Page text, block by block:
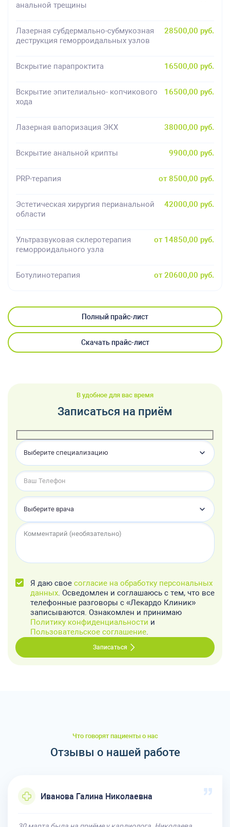
анальной трещины
Лазерная субдермально-субмукозная
деструкция геморроидальных узлов
28500,00 руб.
Вскрытие парапроктита 16500,00 руб.
Вскрытие эпителиально- копчикового
хода
16500,00 руб.
Лазерная вапоризация ЭКХ 38000,00 руб.
Вскрытие анальной крипты 9900,00 руб.
PRP-терапия от 8500,00 руб.
Эстетическая хирургия перианальной
области
42000,00 руб.
Ультразвуковая склеротерапия
геморроидального узла
от 14850,00 руб.
Ботулинотерапия от 20600,00 руб.
Полный прайс-лист
Скачать прайс-лист
В удобное для вас время
Записаться на приём
Выберите специализацию
Выберите врача
Я даю свое согласие на обработку персональных
данных. Осведомлен и соглашаюсь с тем, что все
телефонные разговоры с «Лекардо Клиник»
записываются. Ознакомлен и принимаю
Политику конфиденциальности и
Пользовательское соглашение.
Записаться
Что говорят пациенты о нас
Отзывы о нашей работе
Иванова Галина Николаевна